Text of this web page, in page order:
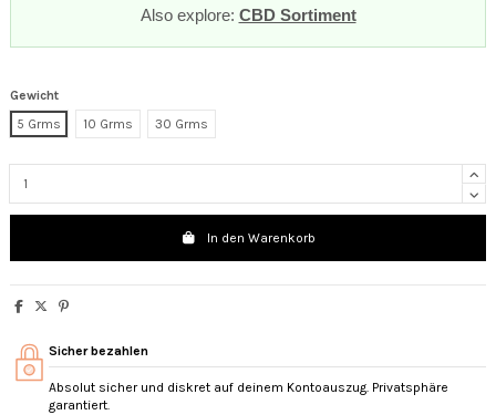
Also explore: CBD Sortiment
Gewicht
5 Grms
10 Grms 30 Grms
In den Warenkorb
Sicher bezahlen
Absolut sicher und diskret auf deinem Kontoauszug. Privatsphäre
garantiert.